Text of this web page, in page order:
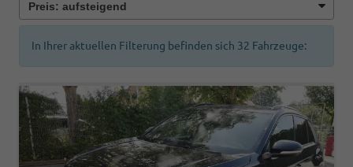
In Ihrer aktuellen Filterung befinden sich 32 Fahrzeuge: